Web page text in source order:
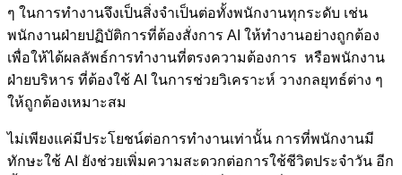
ๆ ในการทำงานจึงเป็นสิ่งจำเป็นต่อทั้งพนักงานทุกระดับ เช่น
พนักงานฝ่ายปฏิบัติการที่ต้องสั่งการ AI ให้ทำงานอย่างถูกต้อง
เพื่อให้ได้ผลลัพธ์การทำงานที่ตรงความต้องการ หรือพนักงาน
ฝ่ายบริหาร ที่ต้องใช้ AI ในการช่วยวิเคราะห์ วางกลยุทธ์ต่าง ๆ
ให้ถูกต้องเหมาะสม
ไม่เพียงแค่มีประโยชน์ต่อการทำงานเท่านั้น การที่พนักงานมี
ทักษะใช้ AI ยังช่วยเพิ่มความสะดวกต่อการใช้ชีวิตประจำวัน อีก